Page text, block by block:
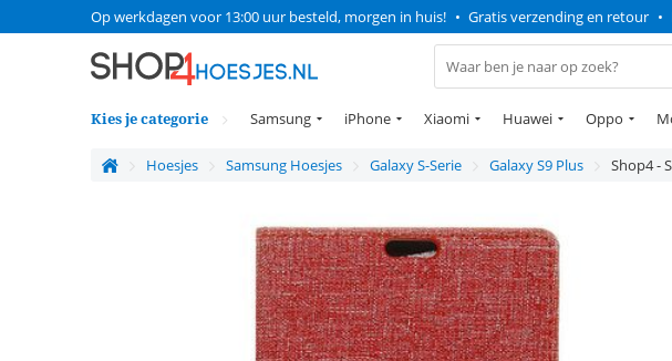
Op werkdagen voor 13:00 uur besteld, morgen in huis! • Gratis verzending en retour •
Kies je categorie Samsung iPhone Xiaomi Huawei Oppo
Hoesjes Samsung Hoesjes Galaxy S-Serie Galaxy S9 Plus Shop4 -